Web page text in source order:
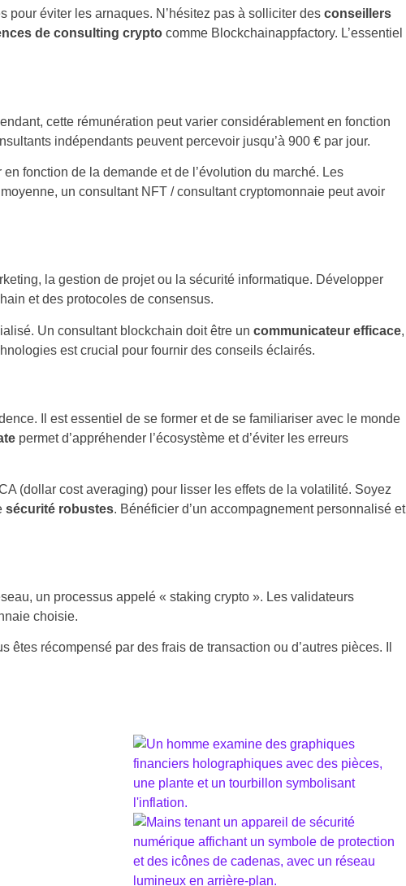
pour éviter les arnaques. N’hésitez pas à solliciter des conseillers
de consulting crypto comme Blockchainappfactory. L’essentiel
cette rémunération peut varier considérablement en fonction
indépendants peuvent percevoir jusqu’à 900 € par jour.
fonction de la demande et de l’évolution du marché. Les
un consultant NFT / consultant cryptomonnaie peut avoir
la gestion de projet ou la sécurité informatique. Développer
et des protocoles de consensus.
Un consultant blockchain doit être un communicateur efficace,
est crucial pour fournir des conseils éclairés.
Il est essentiel de se former et de se familiariser avec le monde
permet d’appréhender l’écosystème et d’éviter les erreurs
(dollar cost averaging) pour lisser les effets de la volatilité. Soyez
sécurité robustes. Bénéficier d’un accompagnement personnalisé et
un processus appelé « staking crypto ». Les validateurs
choisie.
êtes récompensé par des frais de transaction ou d’autres pièces. Il